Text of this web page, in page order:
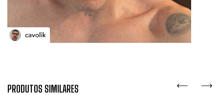
PRODUTOS SIMILARES